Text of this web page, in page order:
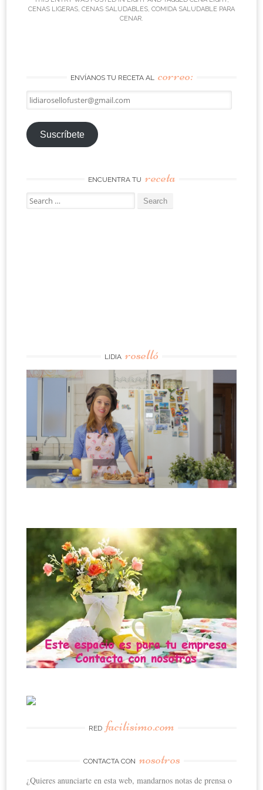
CENAS LIGERAS, CENAS SALUDABLES, COMIDA SALUDABLE PARA
CENAR.
ENVÍANOS TU RECETA AL correo:
lidiarosellofuster@gmail.com
Suscríbete
ENCUENTRA TU receta
Search
for:
LIDIA roselló
RED facilisimo.com
CONTACTA CON nosotros
¿Quieres anunciarte en esta web, mandarnos notas de prensa o